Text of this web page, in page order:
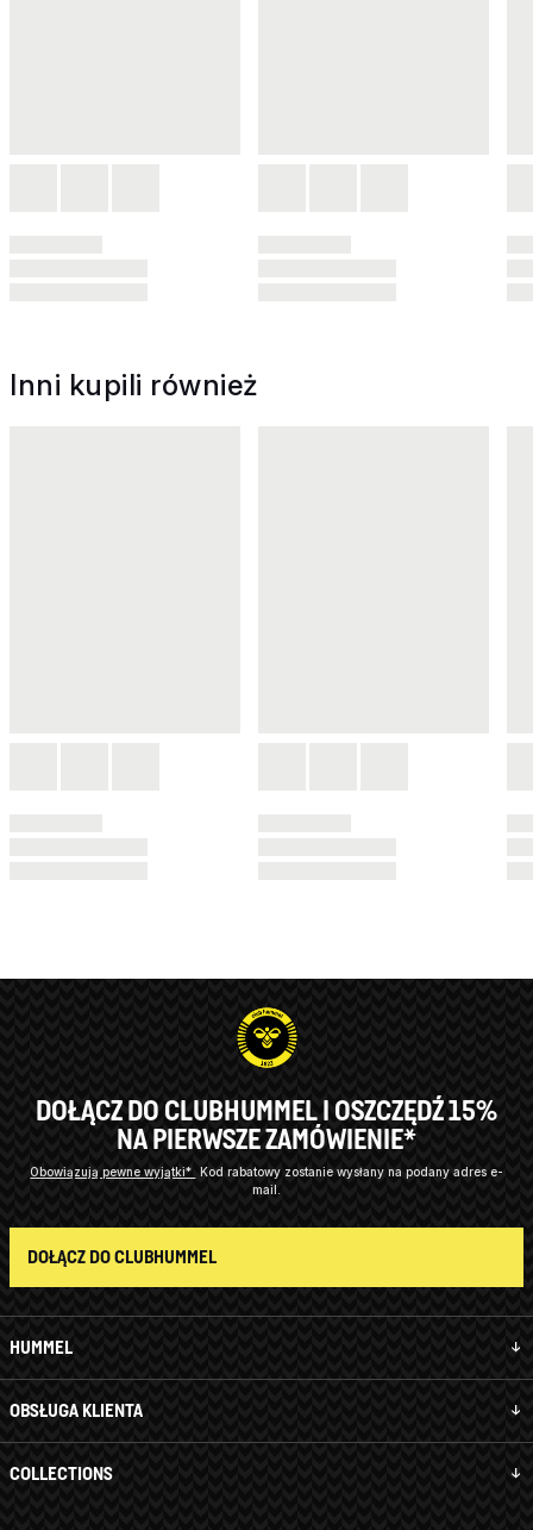
Inni kupili również
HUMMEL
OBSŁUGA KLIENTA
COLLECTIONS
DOŁĄCZ DO CLUBHUMMEL I OSZCZĘDŹ 15%
NA PIERWSZE ZAMÓWIENIE*
Obowiązują pewne wyjątki*
Kod rabatowy zostanie wysłany na podany adres e-
mail.
DOŁĄCZ DO CLUBHUMMEL